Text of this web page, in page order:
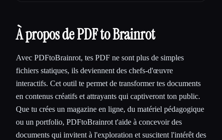
À propos de PDF to Brainrot
Avec PDFtoBrainrot, tes PDF ne sont plus de simples
fichiers statiques, ils deviennent des chefs-d'œuvre
interactifs. Cet outil te permet de transformer tes documents
en contenus créatifs et attrayants qui captiveront ton public.
Que tu crées un magazine en ligne, du matériel pédagogique
ou un portfolio, PDFtoBrainrot t'aide à concevoir des
documents qui invitent à l'exploration et suscitent l'intérêt des